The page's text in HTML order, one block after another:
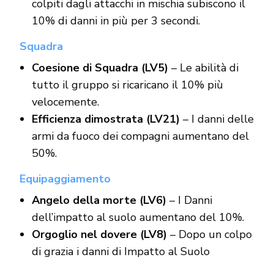
colpiti dagli attacchi in mischia subiscono il
10% di danni in più per 3 secondi.
Squadra
Coesione di Squadra (LV5) – Le abilità di
tutto il gruppo si ricaricano il 10% più
velocemente.
Efficienza dimostrata (LV21) – I danni delle
armi da fuoco dei compagni aumentano del
50%.
Equipaggiamento
Angelo della morte (LV6) – I Danni
dell’impatto al suolo aumentano del 10%.
Orgoglio nel dovere (LV8) – Dopo un colpo
di grazia i danni di Impatto al Suolo